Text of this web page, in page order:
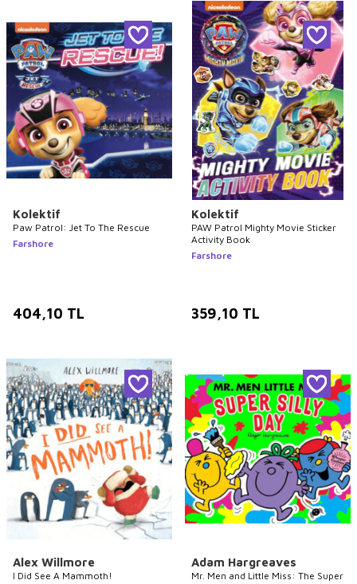
Kolektif
Paw Patrol: Jet To The Rescue
Farshore
404,10 TL
Kolektif
PAW Patrol Mighty Movie Sticker
Activity Book
Farshore
359,10 TL
Alex Willmore
I Did See A Mammoth!
Adam Hargreaves
Mr. Men and Little Miss: The Super